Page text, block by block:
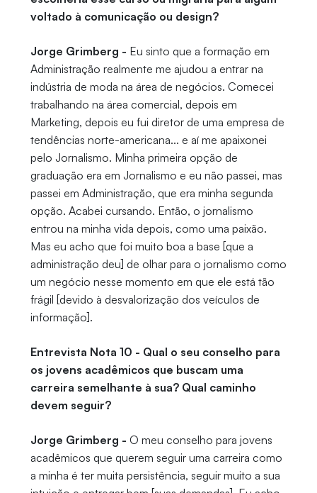
voltado à comunicação ou design?
Jorge Grimberg - Eu sinto que a formação em
Administração realmente me ajudou a entrar na
indústria de moda na área de negócios. Comecei
trabalhando na área comercial, depois em
Marketing, depois eu fui diretor de uma empresa de
tendências norte-americana... e aí me apaixonei
pelo Jornalismo. Minha primeira opção de
graduação era em Jornalismo e eu não passei, mas
passei em Administração, que era minha segunda
opção. Acabei cursando. Então, o jornalismo
entrou na minha vida depois, como uma paixão.
Mas eu acho que foi muito boa a base [que a
administração deu] de olhar para o jornalismo como
um negócio nesse momento em que ele está tão
frágil [devido à desvalorização dos veículos de
informação].
Entrevista Nota 10 - Qual o seu conselho para
os jovens acadêmicos que buscam uma
carreira semelhante à sua? Qual caminho
devem seguir?
Jorge Grimberg - O meu conselho para jovens
acadêmicos que querem seguir uma carreira como
a minha é ter muita persistência, seguir muito a sua